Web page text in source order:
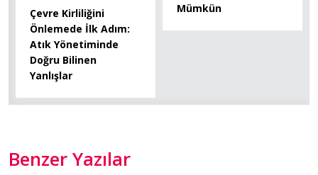
Çevre Kirliliğini
Önlemede İlk Adım:
Atık Yönetiminde
Doğru Bilinen
Yanlışlar
Mümkün
Benzer Yazılar